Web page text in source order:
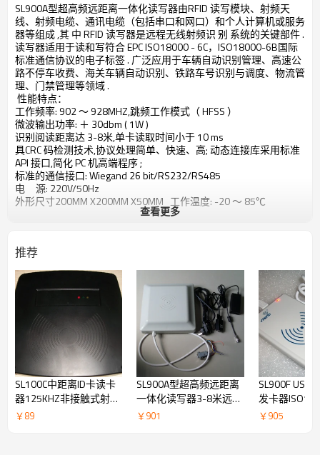
SL900A型超高频远距离一体化读写器由RFID 读写模块、射频天
线、射频电缆、通讯电缆（包括串口和网口）和个人计算机或服务
器等组成 ,其 中 RFID 读写器是远程无线射频识 别 系统的关键部件 .
读写器适用于读和写符合 EPC ISO18000 - 6C，ISO18000-6B国际
标准通信协议的电子标签 . 广泛应用于车辆自动识别管理、高速公
路不停车收费、海关车辆自动识别、铁路车号识别与调度、物流管
理、门禁管理等领域 .
性能特点：
工作频率: 902 ～ 928MHZ,跳频工作模式（ HFSS ）
微波输出功率: ＋ 30dbm ( 1W )
识别阅读距离达 3-8米,单卡读取时间小于 10 ms
具CRC 码检测技术,协议处理简单、快速、高; 动态连接库采用标准
API 接口,简化 PC 机高端程序 ;
标准的通信接口: Wiegand 26 bit/RS232/RS485
电 源: 220V/50Hz
外形尺寸200MM X200MM X50MM 工作温度: -20 ～ 85℃
查看更多
推荐
SL100C中距离ID卡读卡
器125KHZ非接触式射频
低频远距离读卡器
￥89
SL900A型超高频远距离
一体化读写器3-8米远距
离读卡器WG26输出 自
￥901
SL900F USB
发卡器
写器
￥905